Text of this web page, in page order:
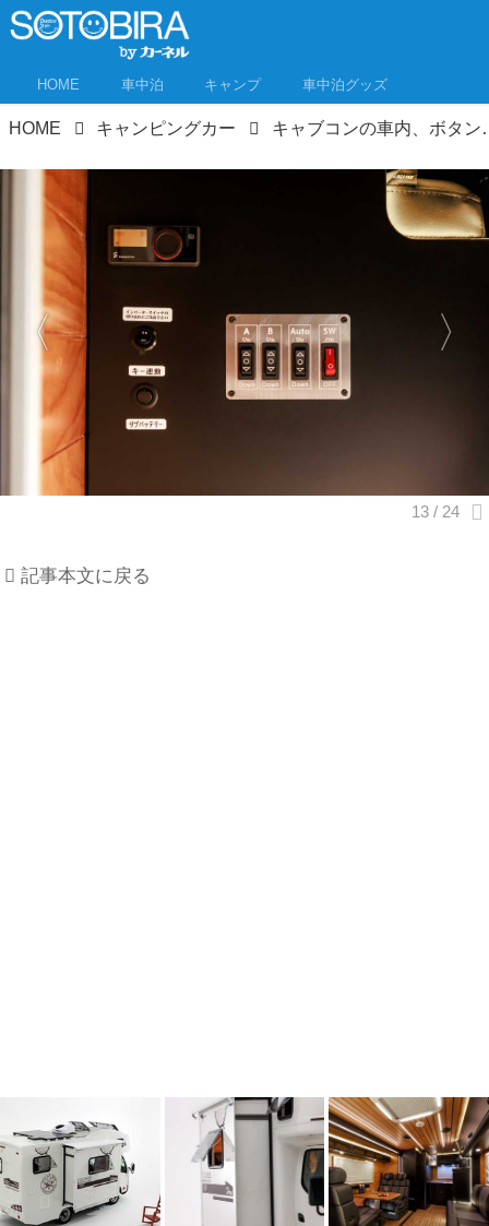
HOME 車中泊 キャンプ 車中泊グッズ
HOME キャンピングカー キャブコンの車内、ボタン
記事本文に戻る